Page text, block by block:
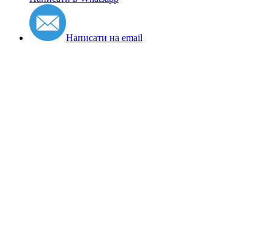
Написати на email